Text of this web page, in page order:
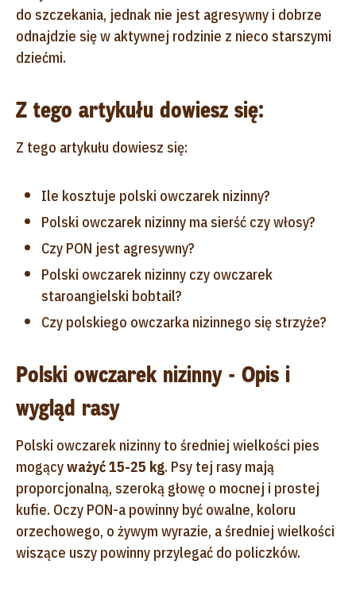
do szczekania, jednak nie jest agresywny i dobrze
odnajdzie się w aktywnej rodzinie z nieco starszymi
dziećmi.
Z tego artykułu dowiesz się:
Z tego artykułu dowiesz się:
Ile kosztuje polski owczarek nizinny?
Polski owczarek nizinny ma sierść czy włosy?
Czy PON jest agresywny?
Polski owczarek nizinny czy owczarek
staroangielski bobtail?
Czy polskiego owczarka nizinnego się strzyże?
Polski owczarek nizinny - Opis i
wygląd rasy
Polski owczarek nizinny to średniej wielkości pies
mogącyważyć 15-25 kg. Psy tej rasy mają
proporcjonalną, szeroką głowę o mocnej i prostej
kufie. Oczy PON-a powinny być owalne, koloru
orzechowego, o żywym wyrazie, a średniej wielkości
wiszące uszy powinny przylegać do policzków.